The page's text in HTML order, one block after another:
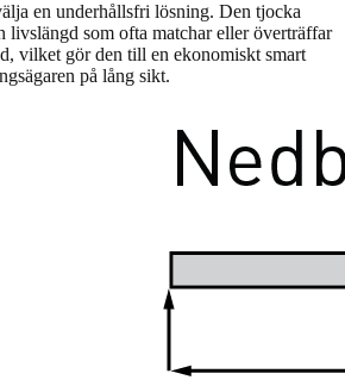
en underhållsfri lösning. Den tjocka
livslängd som ofta matchar eller överträffar
vilket gör den till en ekonomiskt smart
på lång sikt.